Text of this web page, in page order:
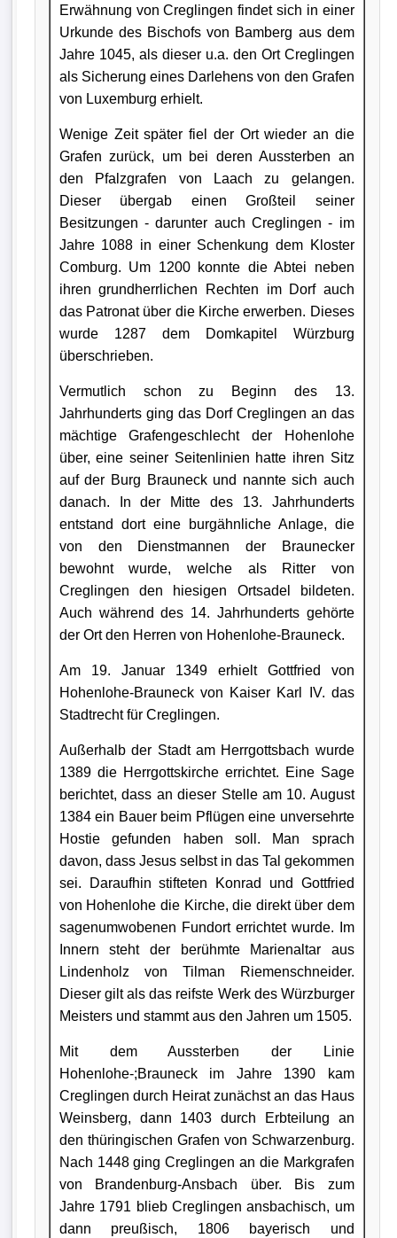
Erwähnung von Creglingen findet sich in einer
Urkunde des Bischofs von Bamberg aus dem
Jahre 1045, als dieser u.a. den Ort Creglingen
als Sicherung eines Darlehens von den Grafen
von Luxemburg erhielt.
Wenige Zeit später fiel der Ort wieder an die
Grafen zurück, um bei deren Aussterben an
den Pfalzgrafen von Laach zu gelangen.
Dieser übergab einen Großteil seiner
Besitzungen - darunter auch Creglingen - im
Jahre 1088 in einer Schenkung dem Kloster
Comburg. Um 1200 konnte die Abtei neben
ihren grundherrlichen Rechten im Dorf auch
das Patronat über die Kirche erwerben. Dieses
wurde 1287 dem Domkapitel Würzburg
überschrieben.
Vermutlich schon zu Beginn des 13.
Jahrhunderts ging das Dorf Creglingen an das
mächtige Grafengeschlecht der Hohenlohe
über, eine seiner Seitenlinien hatte ihren Sitz
auf der Burg Brauneck und nannte sich auch
danach. In der Mitte des 13. Jahrhunderts
entstand dort eine burgähnliche Anlage, die
von den Dienstmannen der Braunecker
bewohnt wurde, welche als Ritter von
Creglingen den hiesigen Ortsadel bildeten.
Auch während des 14. Jahrhunderts gehörte
der Ort den Herren von Hohenlohe-Brauneck.
Am 19. Januar 1349 erhielt Gottfried von
Hohenlohe-Brauneck von Kaiser Karl IV. das
Stadtrecht für Creglingen.
Außerhalb der Stadt am Herrgottsbach wurde
1389 die Herrgottskirche errichtet. Eine Sage
berichtet, dass an dieser Stelle am 10. August
1384 ein Bauer beim Pflügen eine unversehrte
Hostie gefunden haben soll. Man sprach
davon, dass Jesus selbst in das Tal gekommen
sei. Daraufhin stifteten Konrad und Gottfried
von Hohenlohe die Kirche, die direkt über dem
sagenumwobenen Fundort errichtet wurde. Im
Innern steht der berühmte Marienaltar aus
Lindenholz von Tilman Riemenschneider.
Dieser gilt als das reifste Werk des Würzburger
Meisters und stammt aus den Jahren um 1505.
Mit dem Aussterben der Linie
Hohenlohe-;Brauneck im Jahre 1390 kam
Creglingen durch Heirat zunächst an das Haus
Weinsberg, dann 1403 durch Erbteilung an
den thüringischen Grafen von Schwarzenburg.
Nach 1448 ging Creglingen an die Markgrafen
von Brandenburg-Ansbach über. Bis zum
Jahre 1791 blieb Creglingen ansbachisch, um
dann preußisch, 1806 bayerisch und